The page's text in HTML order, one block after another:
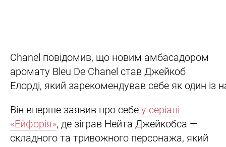
Chanel повідомив, що новим амбасадором
аромату Bleu De Chanel став Джейкоб
Елорді, який зарекомендував себе як один із
Він вперше заявив про себе у серіалі
«Ейфорія», де зіграв Нейта Джейкобса —
складного та тривожного персонажа, який